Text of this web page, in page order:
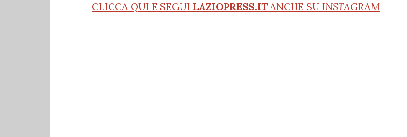
CLICCA QUI E SEGUI LAZIOPRESS.IT ANCHE SU INSTAGRAM